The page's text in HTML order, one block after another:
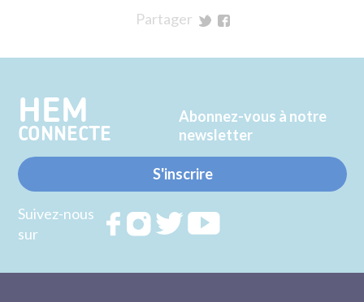
Partager
Twitter
Facebook
HEM
CONNECTE
Abonnez-vous à notre
newsletter
S'inscrire
Suivez-nous
sur
RejoignezRejoignezRejoignez